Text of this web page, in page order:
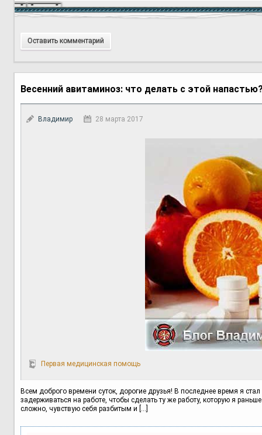
Оставить комментарий
Весенний авитаминоз: что делать с этой
Владимир 28 марта 2017
Первая медицинская помощь
Всем доброго времени суток, дорогие друзья! В последнее время я
задерживаться на работе, чтобы сделать ту же работу, которую я
сложно, чувствую себя разбитым и […]